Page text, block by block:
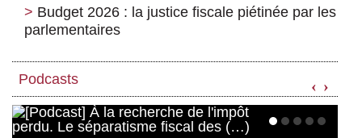
Budget 2026 : la justice fiscale piétinée par les
parlementaires
Podcasts ‹ ›